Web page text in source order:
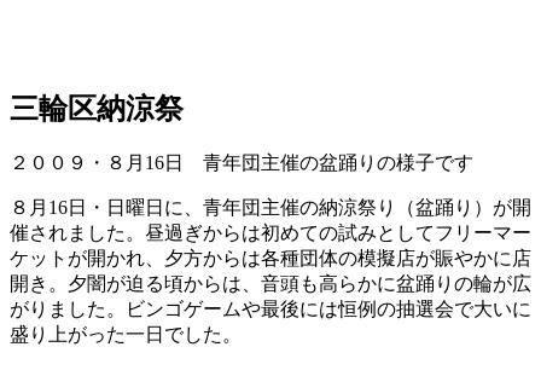
三輪区納涼祭
２００９・８月16日 青年団主催の盆踊りの様子です
８月16日・日曜日に、青年団主催の納涼祭り（盆踊り）が開
催されました。昼過ぎからは初めての試みとしてフリーマー
ケットが開かれ、夕方からは各種団体の模擬店が賑やかに店
開き。夕闇が迫る頃からは、音頭も高らかに盆踊りの輪が広
がりました。ビンゴゲームや最後には恒例の抽選会で大いに
盛り上がった一日でした。